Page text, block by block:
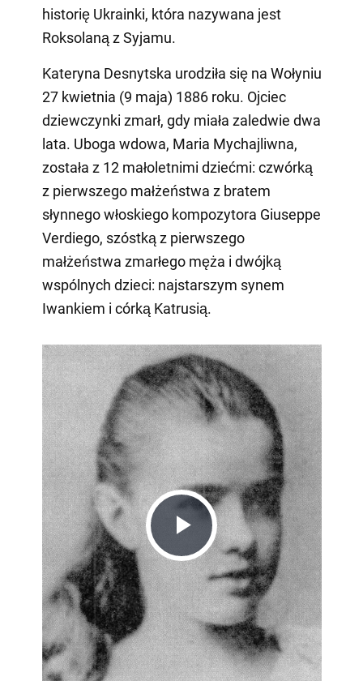
historię Ukrainki, która nazywana jest
Roksolaną z Syjamu.
Kateryna Desnytska urodziła się na Wołyniu
27 kwietnia (9 maja) 1886 roku. Ojciec
dziewczynki zmarł, gdy miała zaledwie dwa
lata. Uboga wdowa, Maria Mychajliwna,
została z 12 małoletnimi dziećmi: czwórką
z pierwszego małżeństwa z bratem
słynnego włoskiego kompozytora Giuseppe
Verdiego, szóstką z pierwszego
małżeństwa zmarłego męża i dwójką
wspólnych dzieci: najstarszym synem
Iwankiem i córką Katrusią.
Play
Video